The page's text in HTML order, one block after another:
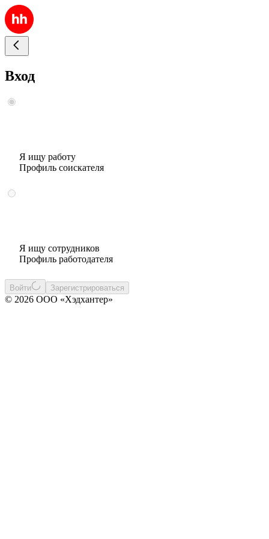
Вход
Я ищу работу
Профиль соискателя
Я ищу сотрудников
Профиль работодателя
Войти Зарегистрироваться
© 2026 ООО «Хэдхантер»